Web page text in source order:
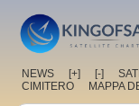
NEWS [+] [-]
CIMITERO
MAPPA